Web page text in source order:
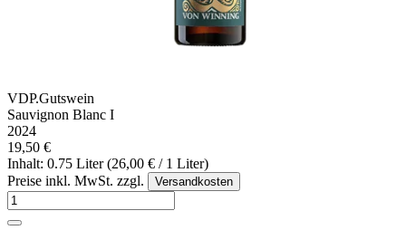
VDP.Gutswein
Sauvignon Blanc I
2024
19,50 €
Inhalt: 0.75 Liter (26,00 € / 1 Liter)
Preise inkl. MwSt. zzgl.
Versandkosten